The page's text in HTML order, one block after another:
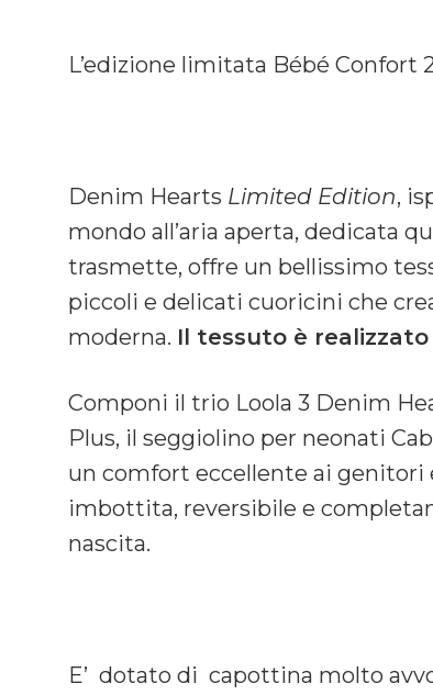
L’edizione limitata Bébé Confort
Denim Hearts Limited Edition,
mondo all’aria aperta, dedicata
trasmette, offre un bellissimo
piccoli e delicati cuoricini che
moderna. Il tessuto è
Componi il trio Loola 3 Denim
Plus, il seggiolino per neonati
un comfort eccellente ai genitori
imbottita, reversibile e
nascita.
E’ dotato di capottina molto